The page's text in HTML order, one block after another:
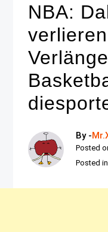
NBA:
By -
Posted
Posted